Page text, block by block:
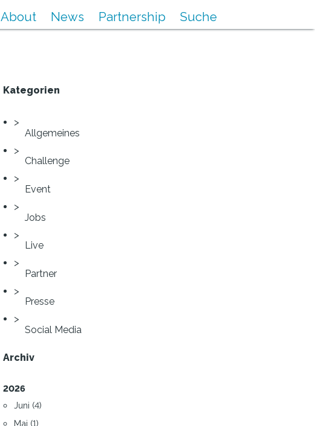
About News Partnership Suche
Kategorien
Allgemeines
Challenge
Event
Jobs
Live
Partner
Presse
Social Media
Archiv
2026
Juni (4)
Mai (1)